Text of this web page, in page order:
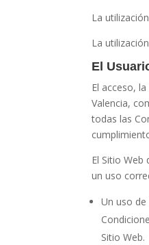
La
La
El
El acceso,
Valencia,
todas las
El Sitio Web
un uso
Un uso
Sitio Web.